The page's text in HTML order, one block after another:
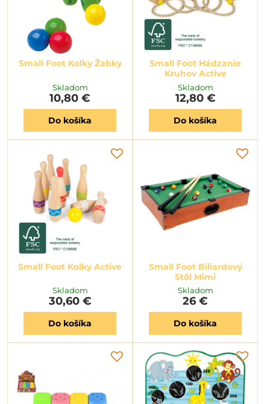
Small Foot Kolky Žabky
Skladom
10,80 €
Do košíka
Small Foot Hádzanie
Kruhov Active
Skladom
12,80 €
Do košíka
Small Foot Kolky Active
Skladom
30,60 €
Do košíka
Small Foot Biliardový
Stôl Mimi
Skladom
26 €
Do košíka